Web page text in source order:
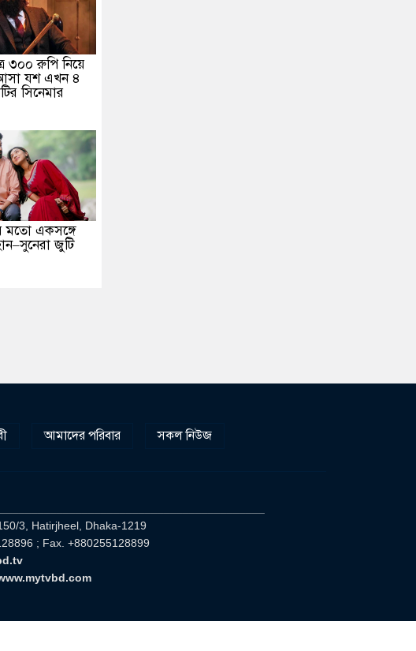
৩০০ রুপি নিয়ে
যশ এখন ৪
সিনেমার
মতো একসঙ্গে
জুটি
আমাদের পরিবার সকল নিউজ
3, Hatirjheel, Dhaka-1219
; Fax. +880255128899